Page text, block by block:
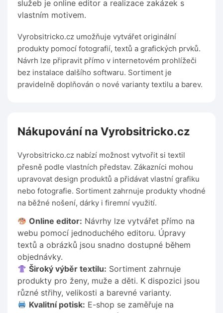
služeb je online editor a realizace zakázek s
vlastním motivem.
Vyrobsitricko.cz umožňuje vytvářet originální
produkty pomocí fotografií, textů a grafických prvků.
Návrh lze připravit přímo v internetovém prohlížeči
bez instalace dalšího softwaru. Sortiment je
pravidelně doplňován o nové varianty textilu a barev.
Nákupování na Vyrobsitricko.cz
Vyrobsitricko.cz nabízí možnost vytvořit si textil
přesně podle vlastních představ. Zákazníci mohou
upravovat design produktů a přidávat vlastní grafiku
nebo fotografie. Sortiment zahrnuje produkty vhodné
na běžné nošení, dárky i firemní využití.
Online editor: Návrhy lze vytvářet přímo na
webu pomocí jednoduchého editoru. Úpravy
textů a obrázků jsou snadno dostupné během
objednávky.
Široký výběr textilu: Sortiment zahrnuje
produkty pro ženy, muže a děti. K dispozici jsou
různé střihy, velikosti a barevné varianty.
Kvalitní potisk: E-shop se zaměřuje na